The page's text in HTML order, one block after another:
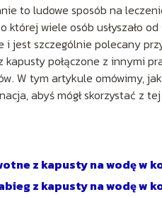
to ludowe sposób na
której wiele osób usłyszało
i jest szczególnie polecany
kapusty połączone z innymi
W tym artykule omówimy,
abyś mógł skorzystać z
z kapusty na wodę w
z kapusty na wodę w